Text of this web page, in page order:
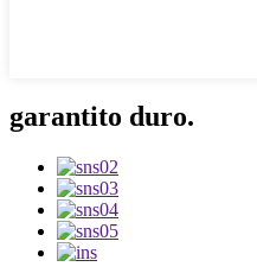
garantito duro.